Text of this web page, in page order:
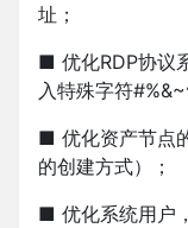
址；
■ 优化RDP协议
入特殊字符
■ 优化资产节点
的创建方式）；
■ 优化系统用户